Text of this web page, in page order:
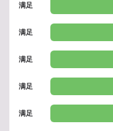
满足
满足
满足
满足
满足